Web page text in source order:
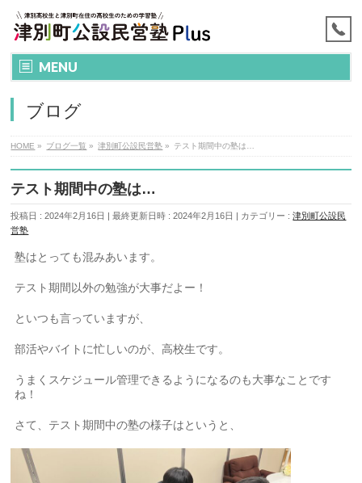
MENU
ブログ
HOME » ブログ一覧 » 津別町公設民営塾 » テスト期間中の塾は…
テスト期間中の塾は…
投稿日 : 2024年2月16日 最終更新日時 : 2024年2月16日 カテゴリー :津別町公設民
営塾
塾はとっても混みあいます。
テスト期間以外の勉強が大事だよー！
といつも言っていますが、
部活やバイトに忙しいのが、高校生です。
うまくスケジュール管理できるようになるのも大事なことです
ね！
さて、テスト期間中の塾の様子はというと、